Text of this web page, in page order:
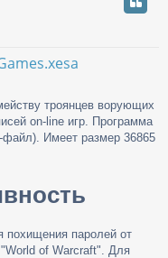
троянцев ворующих
on-line игр. Программа
файл). Имеет размер 36865
похищения паролей от
"World of Warcraft". Для